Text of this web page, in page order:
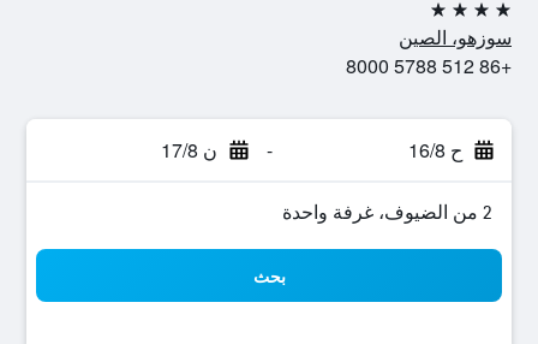
4 نجوم
سوزهو، الصين
+86 512 5788 8000
ح 16/8 - ن 17/8
2 من الضيوف، غرفة واحدة
بحث